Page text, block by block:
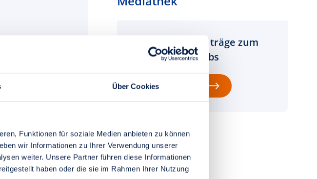
Über Cookies
Funktionen für soziale Medien anbieten zu können
wir Informationen zu Ihrer Verwendung unserer
weiter. Unsere Partner führen diese Informationen
haben oder die sie im Rahmen Ihrer Nutzung
Interessante Beiträge zum
Thema Brustkrebs
zur Mediathek